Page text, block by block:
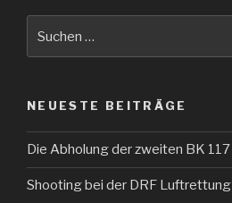
nach:
NEUESTE BEITRÄGE
Die Abholung der zweiten BK 117
Shooting bei der DRF Luftrettung